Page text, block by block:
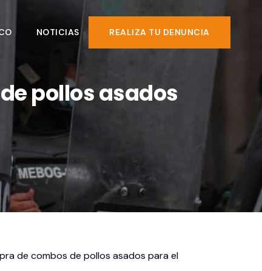
NOTICIAS REALIZA TU DENUNCIA
pollos asados
de combos de pollos asados para el